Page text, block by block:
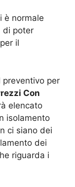
è normale
di poter
il
preventivo per
Con
elencato
isolamento
ci siano dei
dei
riguarda i